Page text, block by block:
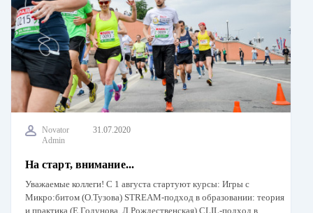
Novator
Admin
31.07.2020
На старт, внимание...
Уважаемые коллеги! С 1 августа стартуют курсы: Игры с
Микро:битом (О.Тузова) STREAM-подход в образовании: теория
и практика (Е.Годунова, Л.Рождественская) CLIL-подход в